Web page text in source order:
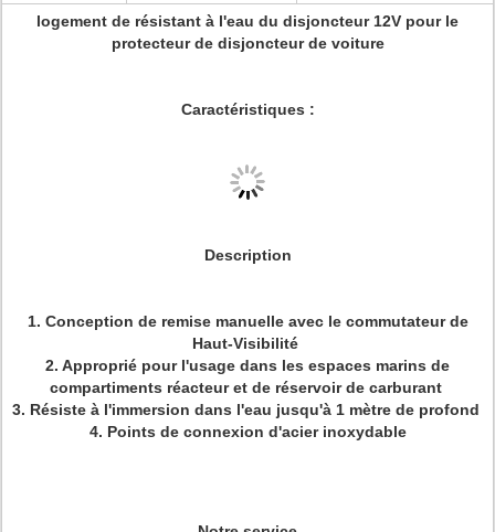
logement de résistant à l'eau du disjoncteur 12V pour le
protecteur de disjoncteur de voiture
Caractéristiques :
Description
1. Conception de remise manuelle avec le commutateur de
Haut-Visibilité
2. Approprié pour l'usage dans les espaces marins de
compartiments réacteur et de réservoir de carburant
3. Résiste à l'immersion dans l'eau jusqu'à 1 mètre de profond
4. Points de connexion d'acier inoxydable